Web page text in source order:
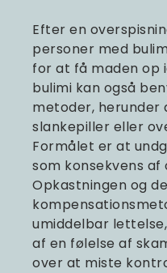
Efter en
personer med
for at få maden op
bulimi kan også
metoder, herunder
slankepiller eller
Formålet er at
som konsekvens af
Opkastningen og
umiddelbar
af en følelse af
over at miste